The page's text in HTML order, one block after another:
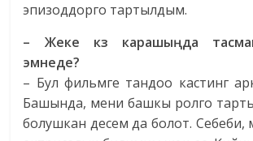
эпизоддорго тартылдым.
– Жеке кз карашыңда
эмнеде?
– Бул фильмге тандоо кастинг
Башында, мени башкы ролго
болушкан десем да болот. Себеби,